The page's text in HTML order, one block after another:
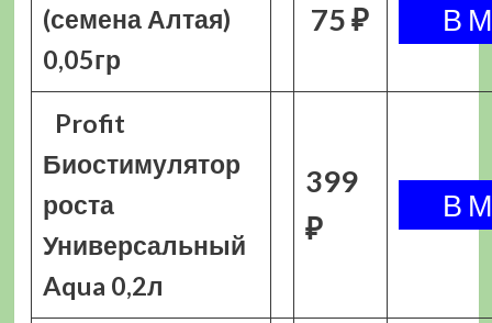
(семена Алтая)
0,05гр
75 ₽
Profit
Биостимулятор
роста
Универсальный
Aqua 0,2л
399
₽